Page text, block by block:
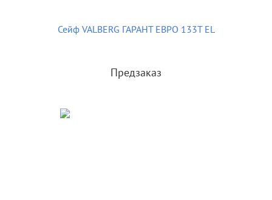
Сейф VALBERG ГАРАНТ ЕВРО 133Т EL
Предзаказ